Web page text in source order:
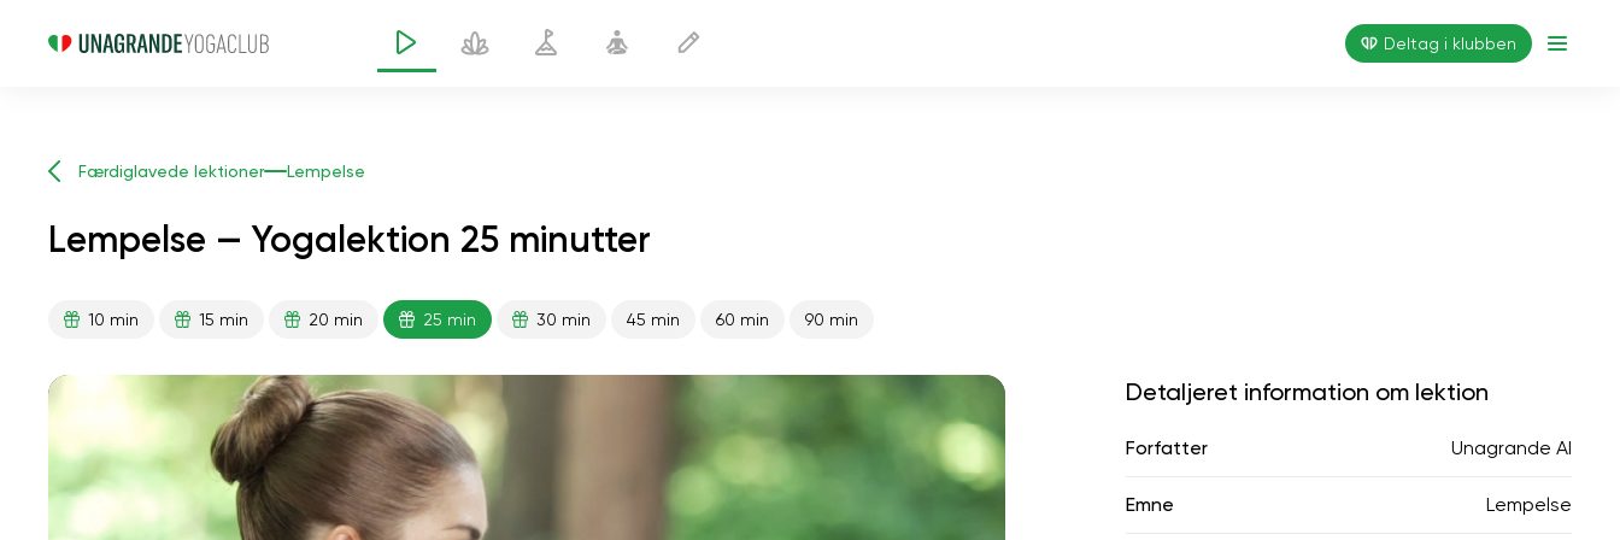
Deltag i klubben
Færdiglavede lektioner Lempelse
Lempelse — Yogalektion 25 minutter
10 min 15 min 20 min 25 min 30 min 45 min 60 min 90 min
Detaljeret information om lektion
Forfatter Unagrande AI
Emne Lempelse